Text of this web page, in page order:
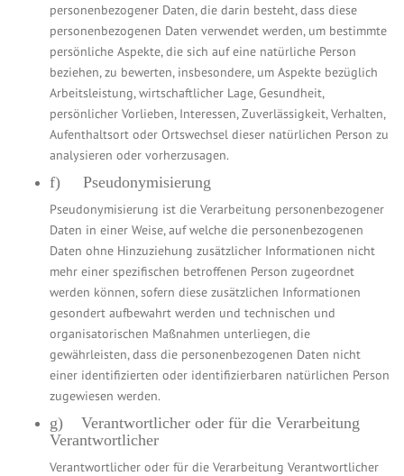
personenbezogener Daten, die darin besteht, dass diese
personenbezogenen Daten verwendet werden, um bestimmte
persönliche Aspekte, die sich auf eine natürliche Person
beziehen, zu bewerten, insbesondere, um Aspekte bezüglich
Arbeitsleistung, wirtschaftlicher Lage, Gesundheit,
persönlicher Vorlieben, Interessen, Zuverlässigkeit, Verhalten,
Aufenthaltsort oder Ortswechsel dieser natürlichen Person zu
analysieren oder vorherzusagen.
f) Pseudonymisierung
Pseudonymisierung ist die Verarbeitung personenbezogener
Daten in einer Weise, auf welche die personenbezogenen
Daten ohne Hinzuziehung zusätzlicher Informationen nicht
mehr einer spezifischen betroffenen Person zugeordnet
werden können, sofern diese zusätzlichen Informationen
gesondert aufbewahrt werden und technischen und
organisatorischen Maßnahmen unterliegen, die
gewährleisten, dass die personenbezogenen Daten nicht
einer identifizierten oder identifizierbaren natürlichen Person
zugewiesen werden.
g) Verantwortlicher oder für die Verarbeitung
Verantwortlicher
Verantwortlicher oder für die Verarbeitung Verantwortlicher